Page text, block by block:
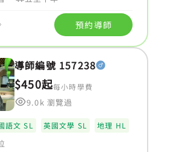
預約導師
導師編號 157238
$450起每小時學費
9.0k 瀏覽過
語文 SL 英國文學 SL 地理 HL